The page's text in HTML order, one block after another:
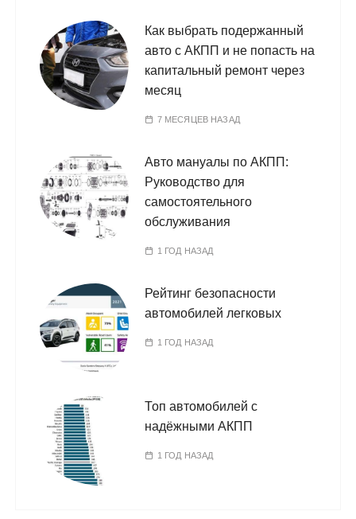
Как выбрать подержанный
авто с АКПП и не попасть на
капитальный ремонт через
месяц
7 МЕСЯЦЕВ НАЗАД
Авто мануалы по АКПП:
Руководство для
самостоятельного
обслуживания
1 ГОД НАЗАД
Рейтинг безопасности
автомобилей легковых
1 ГОД НАЗАД
Топ автомобилей с
надёжными АКПП
1 ГОД НАЗАД